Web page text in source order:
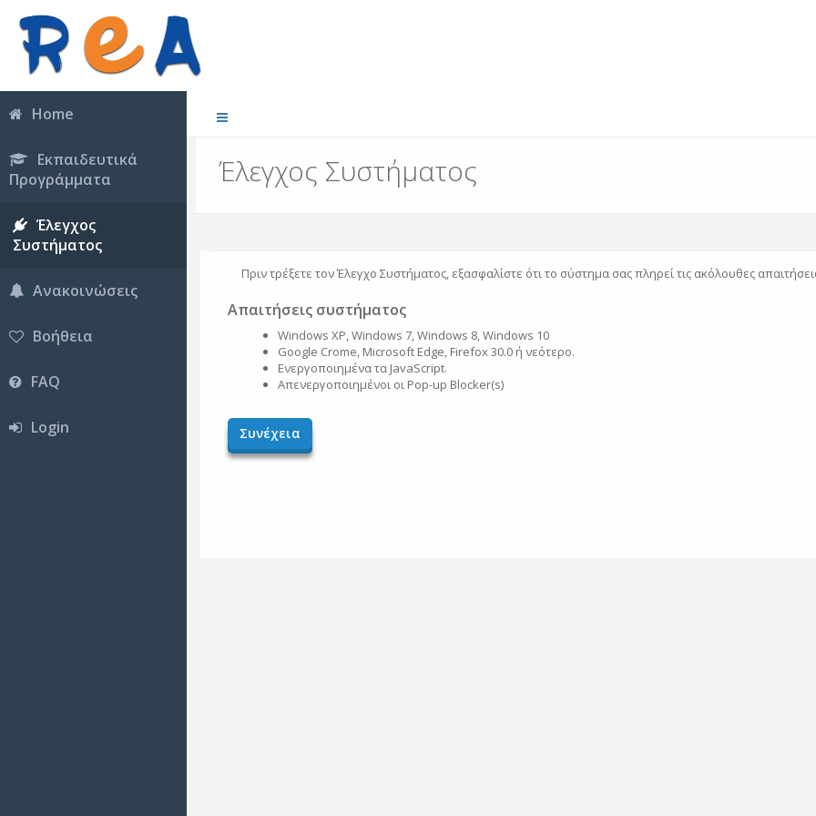
Home
Εκπαιδευτικά
Προγράμματα
Έλεγχος
Συστήματος
Ανακοινώσεις
Βοήθεια
FAQ
Login
Έλεγχος Συστήματος
Πριν τρέξετε τον Έλεγχο Συστήματος, εξασφαλίστε ότι το σύστημα σας πληρεί τις ακόλουθες
Απαιτήσεις συστήματος
Windows XP, Windows 7, Windows 8, Windows 10
Google Crome, Microsoft Edge, Firefox 30.0 ή νεότερο.
Ενεργοποιημένα τα JavaScript.
Απενεργοποιημένοι οι Pop-up Blocker(s)
Συνέχεια